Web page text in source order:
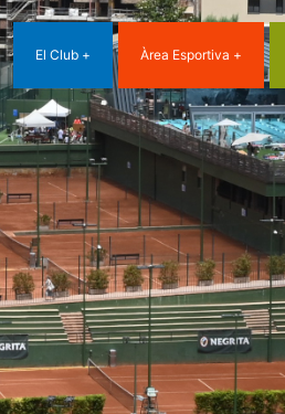
El Club Àrea Esportiva